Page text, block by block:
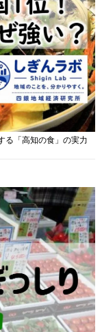
る「高知の食」の実力